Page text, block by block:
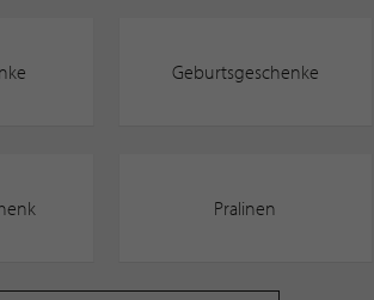
Geburtsgeschenke
Pralinen